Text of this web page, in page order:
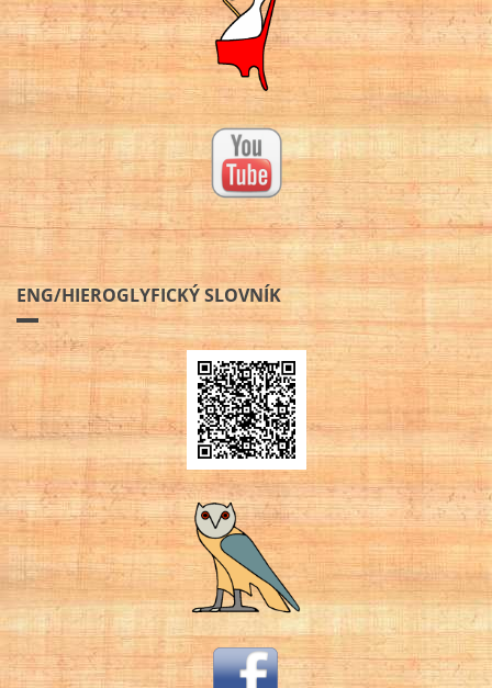
ENG/HIEROGLYFICKÝ SLOVNÍK